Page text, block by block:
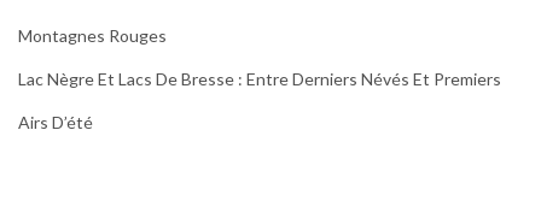
Montagnes Rouges
Lac Nègre Et Lacs De Bresse : Entre Derniers Névés Et Premiers
Airs D’été